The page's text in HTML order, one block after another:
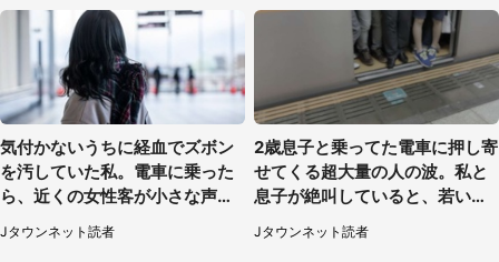
気付かないうちに経血でズボン
を汚していた私。電車に乗った
ら、近くの女性客が小さな声で
（千葉県・10代女性）
Jタウンネット読者
2歳息子と乗ってた電車に押し寄
せてくる超大量の人の波。私と
息子が絶叫していると、若いカ
ップルの乗客が...（東京都・60
代女性）
Jタウンネット読者